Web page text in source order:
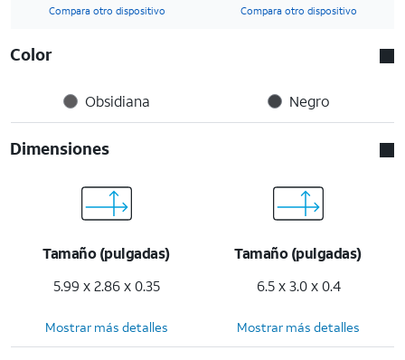
Compara otro dispositivo Compara otro dispositivo
Color
Obsidiana Negro
Dimensiones
Tamaño (pulgadas)
5.99 x 2.86 x 0.35
Tamaño (pulgadas)
6.5 x 3.0 x 0.4
Mostrar más detalles Mostrar más detalles